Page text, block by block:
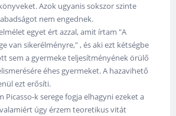
Azok ugyanis sokszor szinte
nem engednek.
egyet ért azzal, amit írtam "A
van sikerélményre," , és aki ezt kétségbe
sem a gyermeke teljesítményének örülő
éhes gyermeket. A hazavihető
ezt erősíti.
Picasso-k serege fogja elhagyni ezeket a
úgy érzem teoretikus vitát